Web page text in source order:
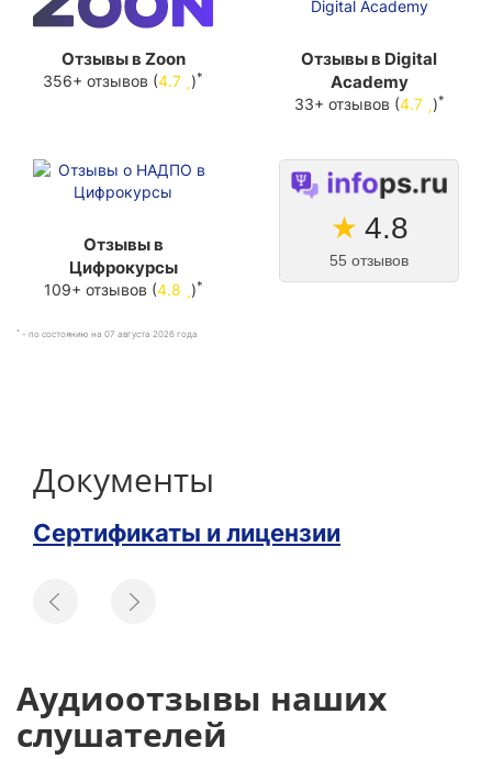
Отзывы в Zoon
356+ отзывов (4.7 )*
Отзывы в Digital
Academy
33+ отзывов (4.7 )*
Отзывы в
Цифрокурсы
109+ отзывов (4.8 )*
★ 4.8
55 отзывов
* - по состоянию на 07 августа 2026 года
Документы
Сертификаты и лицензии
Аудиоотзывы наших
слушателей